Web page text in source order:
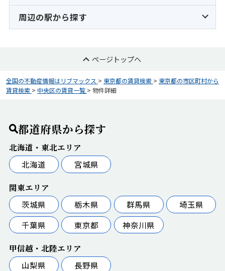
周辺の駅から探す
ページトップへ
全国の不動産情報はリブマックス > 東京都の賃貸検索 > 東京都の市区町村から
賃貸検索 > 中央区の賃貸一覧 > 物件詳細
都道府県から探す
北海道・東北エリア
北海道
宮城県
関東エリア
茨城県
栃木県 群馬県
埼玉県
千葉県
東京都 神奈川県
甲信越・北陸エリア
山梨県
長野県